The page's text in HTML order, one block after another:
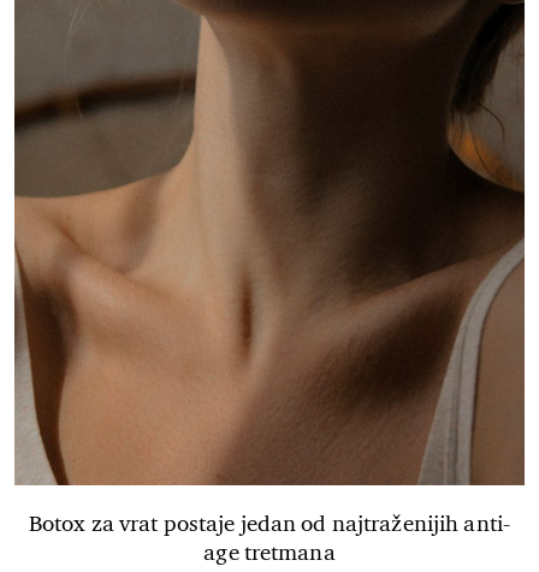
Botox za vrat postaje jedan od najtraženijih anti-
age tretmana